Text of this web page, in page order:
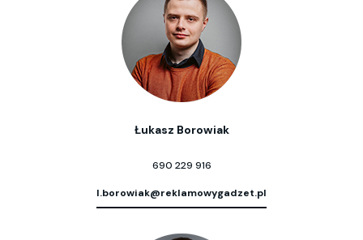
Łukasz Borowiak
690 229 916
l.borowiak@reklamowygadzet.pl